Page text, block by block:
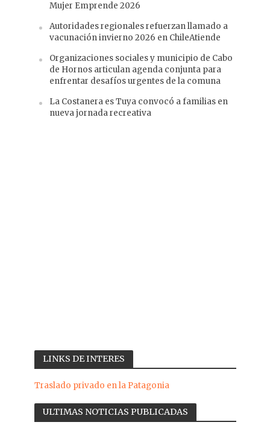
Mujer Emprende 2026
Autoridades regionales refuerzan llamado a
vacunación invierno 2026 en ChileAtiende
Organizaciones sociales y municipio de Cabo
de Hornos articulan agenda conjunta para
enfrentar desafíos urgentes de la comuna
La Costanera es Tuya convocó a familias en
nueva jornada recreativa
LINKS DE INTERES
Traslado privado en la Patagonia
ULTIMAS NOTICIAS PUBLICADAS